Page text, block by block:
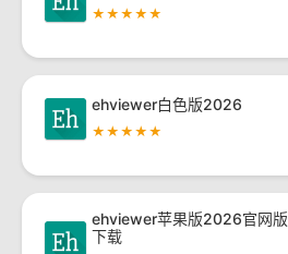
★★★★★
ehviewer白色版2026
★★★★★
ehviewer苹果版2026官网版
下载